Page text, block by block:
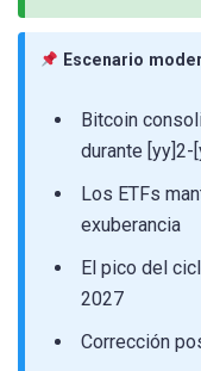
Escenario
Bitcoin
durante [yy]2-
Los ETFs
exuberancia
El pico del
2027
Corrección